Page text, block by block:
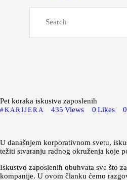
Pet koraka iskustva zaposlenih
KARIJERA 435 Views 0 Likes 0
U današnjem korporativnom svetu,
težiti stvaranju radnog okruženja koje
Iskustvo zaposlenih obuhvata sve što
kompanije. U ovom članku ćemo